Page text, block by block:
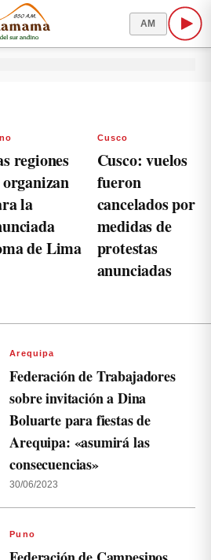
AM
regiones
organizan
la
de Lima
Cusco
Cusco: vuelos
fueron
cancelados por
medidas de
protestas
anunciadas
Arequipa
Federación de Trabajadores
sobre invitación a Dina
Boluarte para fiestas de
Arequipa: «asumirá las
consecuencias»
30/06/2023
Puno